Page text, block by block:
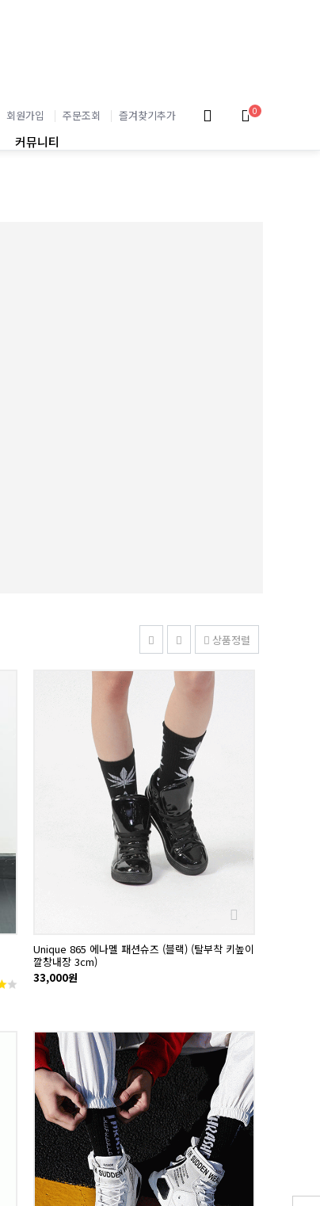
회원가입 주문조회 즐겨찾기추가
커뮤니티
0
상품정렬
Unique 865 에나멜 패션슈즈 (블랙) (탈부착 키높이
깔창내장 3cm)
33,000원